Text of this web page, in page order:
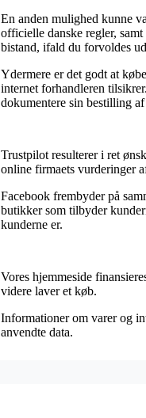
En anden mulighed kunne
officielle danske regler,
bistand, ifald du forvoldes
Ydermere er det godt at
internet forhandleren
dokumentere sin bestilling
Trustpilot resulterer i ret
online firmaets vurderinger
Facebook frembyder på
butikker som tilbyder
kunderne er.
Vores hjemmeside
videre laver et køb.
Informationer om varer og
anvendte data.